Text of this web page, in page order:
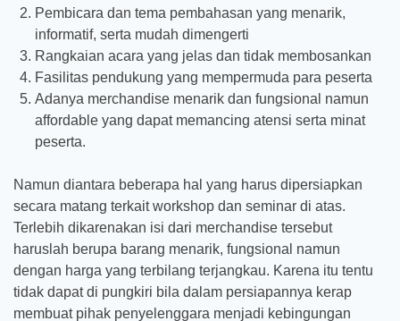
Pembicara dan tema pembahasan yang menarik,
informatif, serta mudah dimengerti
Rangkaian acara yang jelas dan tidak membosankan
Fasilitas pendukung yang mempermuda para peserta
Adanya merchandise menarik dan fungsional namun
affordable yang dapat memancing atensi serta minat
peserta.
Namun diantara beberapa hal yang harus dipersiapkan
secara matang terkait workshop dan seminar di atas.
Terlebih dikarenakan isi dari merchandise tersebut
haruslah berupa barang menarik, fungsional namun
dengan harga yang terbilang terjangkau. Karena itu tentu
tidak dapat di pungkiri bila dalam persiapannya kerap
membuat pihak penyelenggara menjadi kebingungan